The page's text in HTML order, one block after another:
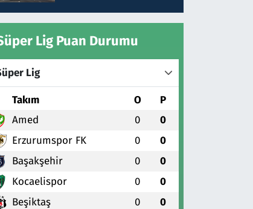
Lig Puan Durumu
Lig
Takım O P
Amed 0 0
Erzurumspor FK 0 0
Başakşehir 0 0
Kocaelispor 0 0
Beşiktaş 0 0